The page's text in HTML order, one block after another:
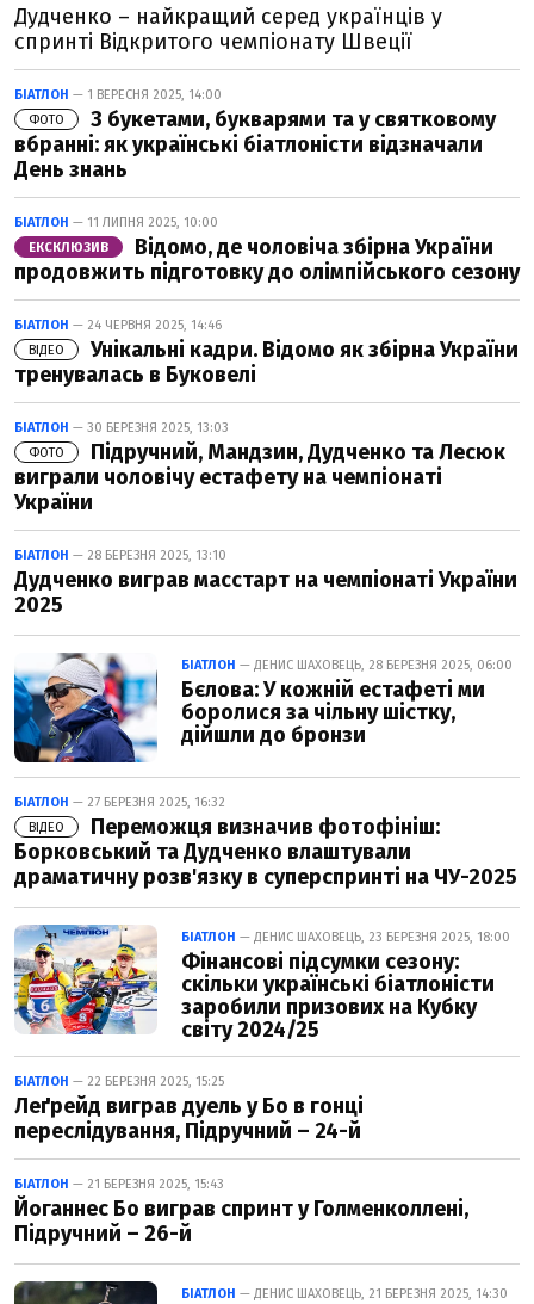
Дудченко – найкращий серед українців у
спринті Відкритого чемпіонату Швеції
БІАТЛОН — 1 ВЕРЕСНЯ 2025, 14:00
ФОТО
З букетами, букварями та у святковому
вбранні: як українські біатлоністи відзначали
День знань
БІАТЛОН — 11 ЛИПНЯ 2025, 10:00
ЕКСКЛЮЗИВ
Відомо, де чоловіча збірна України
продовжить підготовку до олімпійського сезону
БІАТЛОН — 24 ЧЕРВНЯ 2025, 14:46
ВІДЕО
Унікальні кадри. Відомо як збірна України
тренувалась в Буковелі
БІАТЛОН — 30 БЕРЕЗНЯ 2025, 13:03
ФОТО
Підручний, Мандзин, Дудченко та Лесюк
виграли чоловічу естафету на чемпіонаті
України
БІАТЛОН — 28 БЕРЕЗНЯ 2025, 13:10
Дудченко виграв масстарт на чемпіонаті України
2025
БІАТЛОН — ДЕНИС ШАХОВЕЦЬ, 28 БЕРЕЗНЯ 2025, 06:00
Бєлова: У кожній естафеті ми
боролися за чільну шістку,
дійшли до бронзи
БІАТЛОН — 27 БЕРЕЗНЯ 2025, 16:32
ВІДЕО
Переможця визначив фотофініш:
Борковський та Дудченко влаштували
драматичну розв'язку в суперспринті на ЧУ-2025
БІАТЛОН — ДЕНИС ШАХОВЕЦЬ, 23 БЕРЕЗНЯ 2025, 18:00
Фінансові підсумки сезону:
скільки українські біатлоністи
заробили призових на Кубку
світу 2024/25
БІАТЛОН — 22 БЕРЕЗНЯ 2025, 15:25
Леґрейд виграв дуель у Бо в гонці
переслідування, Підручний – 24-й
БІАТЛОН — 21 БЕРЕЗНЯ 2025, 15:43
Йоганнес Бо виграв спринт у Голменколлені,
Підручний – 26-й
БІАТЛОН — ДЕНИС ШАХОВЕЦЬ, 21 БЕРЕЗНЯ 2025, 14:30